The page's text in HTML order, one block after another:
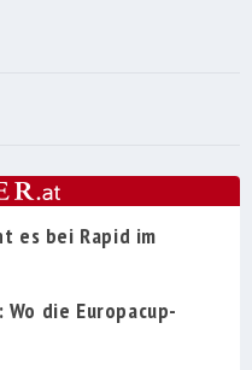
es bei Rapid im
die Europacup-